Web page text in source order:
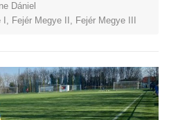
Dániel
, Fejér Megye II , Fejér Megye III